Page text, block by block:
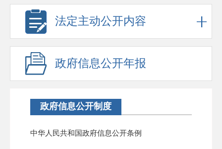
法定主动公开内容
政府信息公开年报
政府信息公开制度
中华人民共和国政府信息公开条例